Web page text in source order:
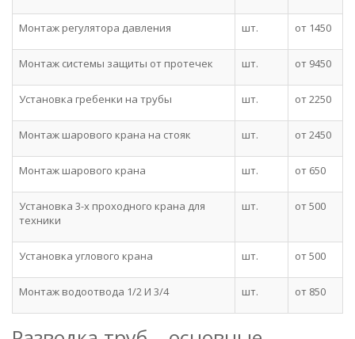
Монтаж регулятора давления шт. от 1450
Монтаж системы защиты от протечек шт. от 9450
Установка гребенки на трубы шт. от 2250
Монтаж шарового крана на стояк шт. от 2450
Монтаж шарового крана шт. от 650
Установка 3-х проходного крана для
техники
шт. от 500
Установка углового крана шт. от 500
Монтаж водоотвода 1/2 И 3/4 шт. от 850